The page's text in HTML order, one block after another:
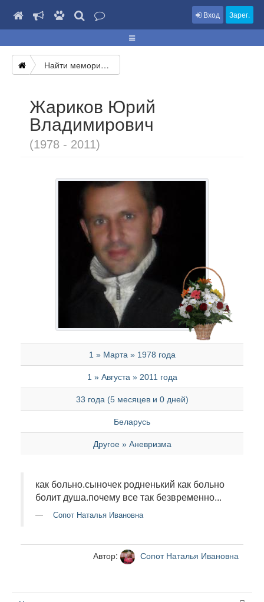
Вход Зарег.
Найти мемориал
Жариков Юрий
Владимирович
(1978 - 2011)
1 » Марта » 1978 года
1 » Августа » 2011 года
33 года (5 месяцев и 0 дней)
Беларусь
Другое » Аневризма
как больно.сыночек родненький как больно
болит душа.почему все так безвременно...
Сопот Наталья Ивановна
Автор: Сопот Наталья Ивановна